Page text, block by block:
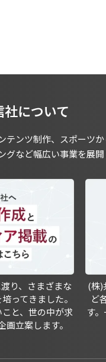
について
ンツ制作、スポーツ
など幅広い事業を展開
り、さまざまな
ってきました。
と、世の中が求
立案します。
(株)
ど
す